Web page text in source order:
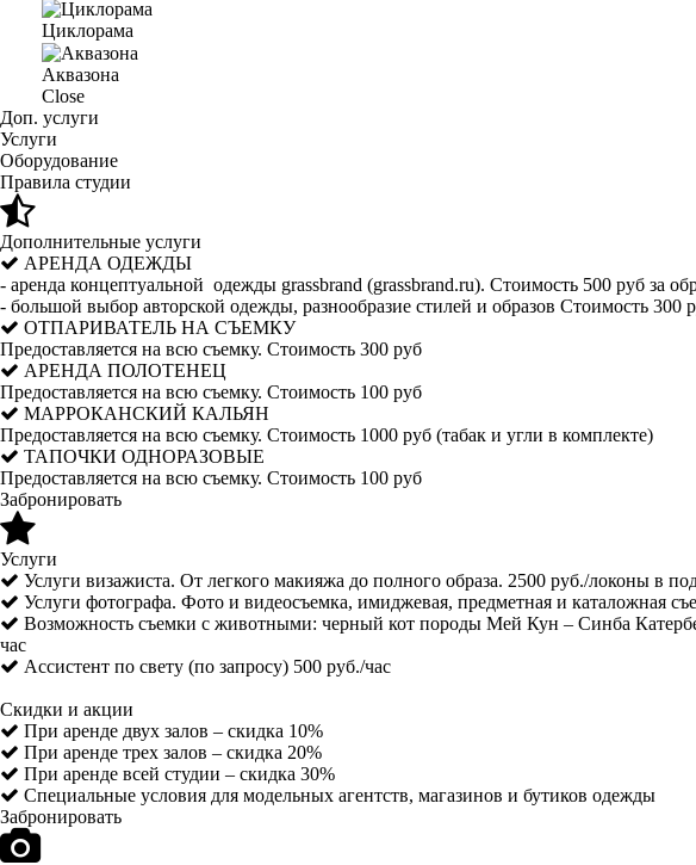
Циклорама
Аквазона
Close
Доп. услуги
Услуги
Оборудование
Правила студии
Дополнительные услуги
АРЕНДА ОДЕЖДЫ
- аренда концептуальной одежды grassbrand (grassbrand.ru). Стоимость 500 руб за
- большой выбор авторской одежды, разнообразие стилей и образов Стоимость 300
ОТПАРИВАТЕЛЬ НА СЪЕМКУ
Предоставляется на всю съемку. Стоимость 300 руб
АРЕНДА ПОЛОТЕНЕЦ
Предоставляется на всю съемку. Стоимость 100 руб
МАРРОКАНСКИЙ КАЛЬЯН
Предоставляется на всю съемку. Стоимость 1000 руб (табак и угли в комплекте)
ТАПОЧКИ ОДНОРАЗОВЫЕ
Предоставляется на всю съемку. Стоимость 100 руб
Забронировать
Услуги
Услуги визажиста. От легкого макияжа до полного образа. 2500 руб./локоны в
Услуги фотографа. Фото и видеосъемка, имиджевая, предметная и каталожная
Возможность съемки с животными: черный кот породы Мей Кун – Синба
час
Ассистент по свету (по запросу) 500 руб./час
Скидки и акции
При аренде двух залов – скидка 10%
При аренде трех залов – скидка 20%
При аренде всей студии – скидка 30%
Специальные условия для модельных агентств, магазинов и бутиков одежды
Забронировать